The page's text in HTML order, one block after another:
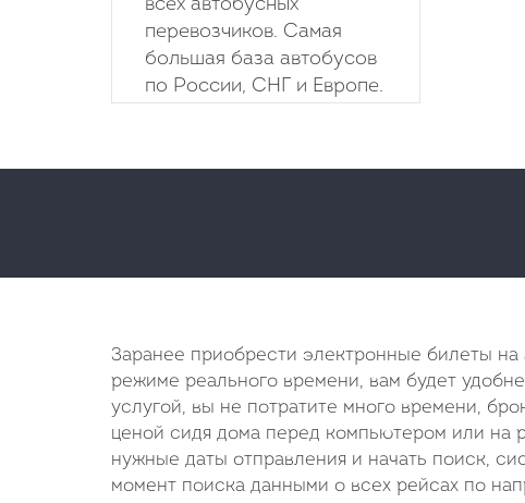
всех автобусных
перевозчиков. Самая
большая база автобусов
по России, СНГ и Европе.
Заранее приобрести электронные билеты на
режиме реального времени, вам будет
услугой, вы не потратите много времени,
ценой сидя дома перед компьютером или на
нужные даты отправления и начать поиск,
момент поиска данными о всех рейсах по